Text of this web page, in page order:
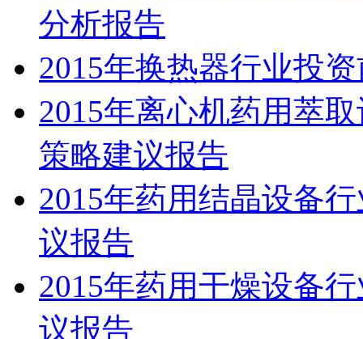
分析报告
2015年换热器行业投
2015年离心机药用萃
策略建议报告
2015年药用结晶设备
议报告
2015年药用干燥设备
议报告